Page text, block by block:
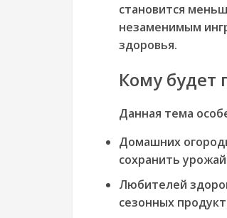
становится
незаменимым
здоровья.
Кому будет
Данная тема
Домашних
сохранить
Любителей
сезонных